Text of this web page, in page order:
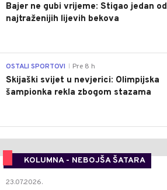
Bajer ne gubi vrijeme: Stigao jedan od
najtraženijih lijevih bekova
OSTALI SPORTOVI Pre 8 h
Skijaški svijet u nevjerici: Olimpijska
šampionka rekla zbogom stazama
KOLUMNA - NEBOJŠA ŠATARA
23.07.2026.